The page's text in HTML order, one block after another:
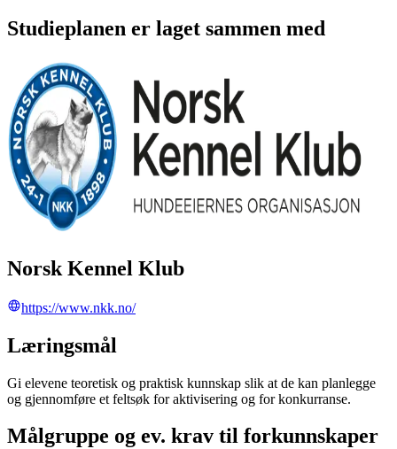
Studieplanen er laget sammen med
Norsk Kennel Klub
https://www.nkk.no/
Læringsmål
Gi elevene teoretisk og praktisk kunnskap slik at de kan planlegge
og gjennomføre et feltsøk for aktivisering og for konkurranse.
Målgruppe og ev. krav til forkunnskaper